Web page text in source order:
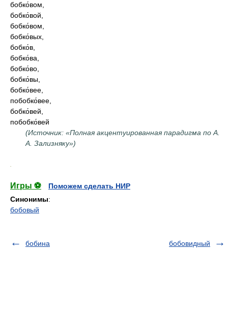
бобко́вом,
бобко́вой,
бобко́вом,
бобко́вых,
бобко́в,
бобко́ва,
бобко́во,
бобко́вы,
бобко́вее,
побобко́вее,
бобко́вей,
побобко́вей
(Источник: «Полная акцентуированная парадигма по А.
А. Зализняку»)
Игры ⚽
Поможем сделать НИР
Синонимы:
бобовый
бобина бобовидный